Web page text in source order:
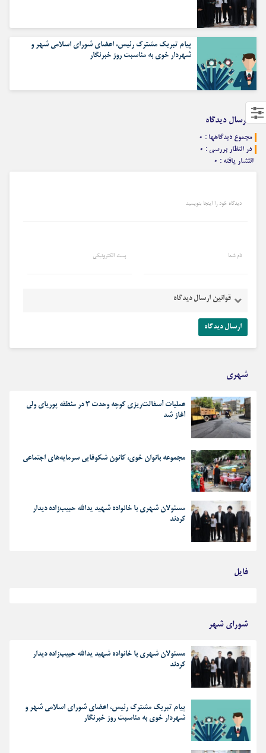
پیام تبریک مشترک رئیس، اعضای شورای اسلامی شهر و
شهردار خوی به مناسبت روز خبرنگار
ارسال دیدگاه
مجموع دیدگاهها : ۰
در انتظار بررسی : ۰
انتشار یافته : ۰
دیدگاه خود را اینجا بنویسید
نام شما پست الکترونیکی
قوانین ارسال دیدگاه
شهری
عملیات آسفالت‌ریزی کوچه وحدت ۳ در منطقه پوریای ولی
آغاز شد
مجموعه بانوان خوی، کانون شکوفایی سرمایه‌های اجتماعی
مسئولان شهری با خانواده شهید یدالله حبیب‌زاده دیدار
کردند
فایل
شورای شهر
مسئولان شهری با خانواده شهید یدالله حبیب‌زاده دیدار
کردند
پیام تبریک مشترک رئیس، اعضای شورای اسلامی شهر و
شهردار خوی به مناسبت روز خبرنگار